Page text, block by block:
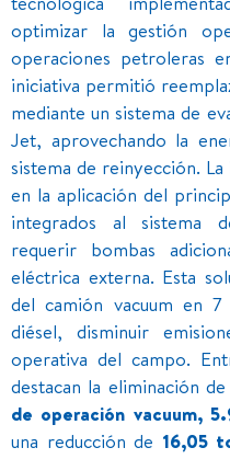
optimizar la gestión
operaciones petroleras
iniciativa permitió
mediante un sistema de
Jet, aprovechando la
sistema de reinyección.
en la aplicación del
integrados al sistema
requerir bombas
eléctrica externa. Esta
del camión vacuum en
diésel, disminuir
operativa del campo.
destacan la eliminación de
de operación vacuum,
una reducción de 16,05